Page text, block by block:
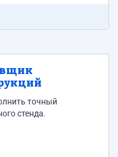
стенда.